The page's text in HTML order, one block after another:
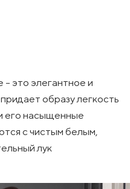
это элегантное и
образу легкость
его насыщенные
с чистым белым,
лук